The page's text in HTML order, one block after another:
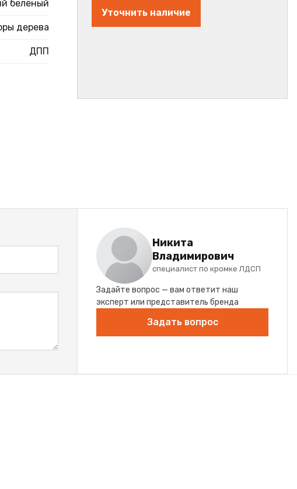
белёный
дерева
ДПП
Уточнить наличие
Никита
Владимирович
специалист по кромке ЛДСП
Задайте вопрос — вам ответит наш
эксперт или представитель бренда
Задать вопрос